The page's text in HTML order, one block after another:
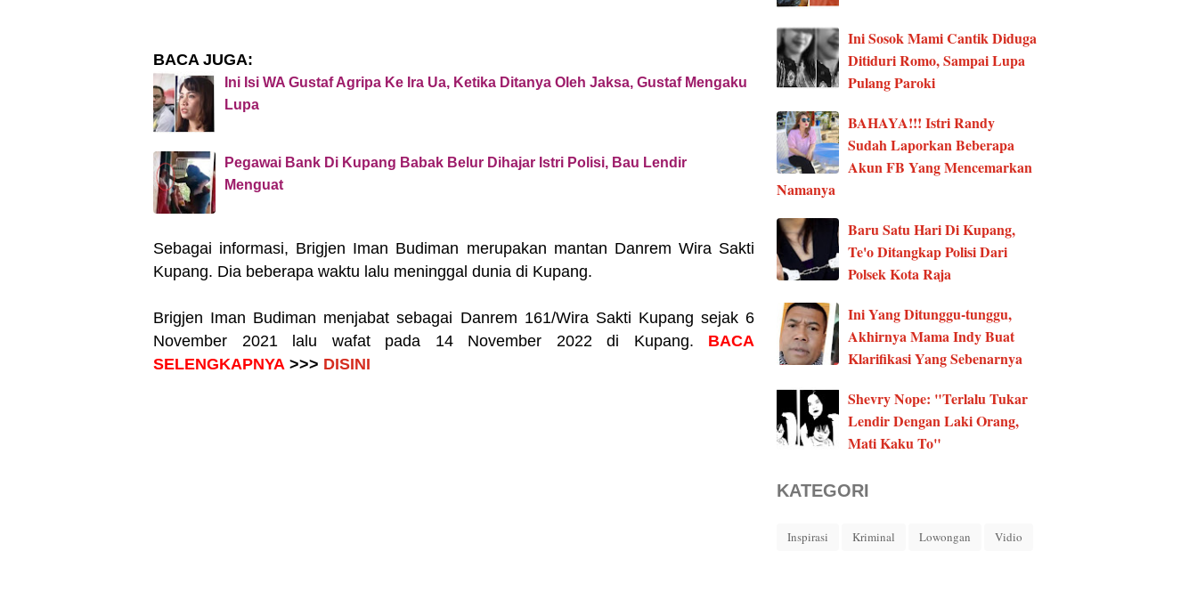
BACA JUGA:
Ini Isi WA Gustaf Agripa Ke Ira Ua, Ketika Ditanya Oleh Jaksa, Gustaf Mengaku
Lupa
Pegawai Bank Di Kupang Babak Belur Dihajar Istri Polisi, Bau Lendir
Menguat
Sebagai informasi, Brigjen Iman Budiman merupakan mantan Danrem Wira Sakti
Kupang. Dia beberapa waktu lalu meninggal dunia di Kupang.
Brigjen Iman Budiman menjabat sebagai Danrem 161/Wira Sakti Kupang sejak 6
November 2021 lalu wafat pada 14 November 2022 di Kupang. BACA
SELENGKAPNYA >>> DISINI
Ini Sosok Mami Cantik Diduga
Ditiduri Romo, Sampai Lupa
Pulang Paroki
BAHAYA!!! Istri Randy
Sudah Laporkan Beberapa
Akun FB Yang Mencemarkan
Namanya
Baru Satu Hari Di Kupang,
Te'o Ditangkap Polisi Dari
Polsek Kota Raja
Ini Yang Ditunggu-tunggu,
Akhirnya Mama Indy Buat
Klarifikasi Yang Sebenarnya
Shevry Nope: "Terlalu Tukar
Lendir Dengan Laki Orang,
Mati Kaku To"
KATEGORI
Inspirasi Kriminal Lowongan Vidio